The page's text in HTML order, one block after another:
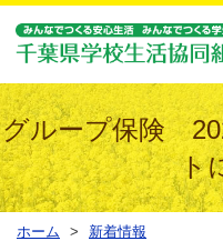
グループ保険
ト
ホーム
新着情報